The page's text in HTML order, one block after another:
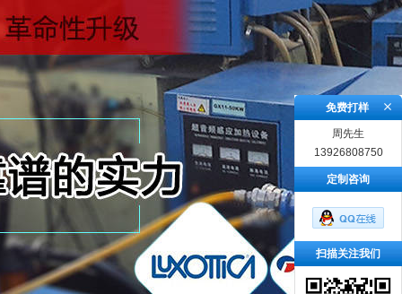
免费打样
周先生
13926808750
定制咨询
扫描关注我们